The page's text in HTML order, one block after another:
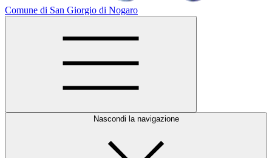
Comune di San Giorgio di Nogaro
Nascondi la navigazione